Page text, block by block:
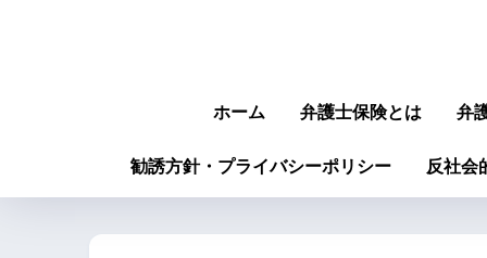
ホーム 弁護士保険とは 弁
勧誘方針・プライバシーポリシー 反社会